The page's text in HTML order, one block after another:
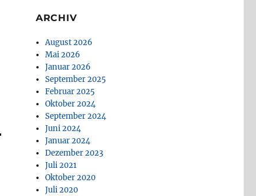
ARCHIV
August 2026
Mai 2026
Januar 2026
September 2025
Februar 2025
Oktober 2024
September 2024
Juni 2024
Januar 2024
Dezember 2023
Juli 2021
Oktober 2020
Juli 2020